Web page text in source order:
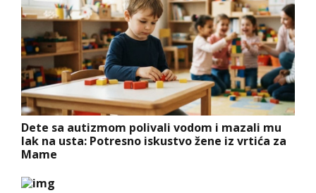
Dete sa autizmom polivali vodom i mazali mu
lak na usta: Potresno iskustvo žene iz vrtića za
Mame